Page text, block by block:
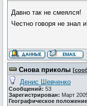
Давно так не смеялся!
Честно говоря не знал
Снова приколы [
Денис Шевченко
Сообщений: 53
Зарегистрирован: Март
Географическое